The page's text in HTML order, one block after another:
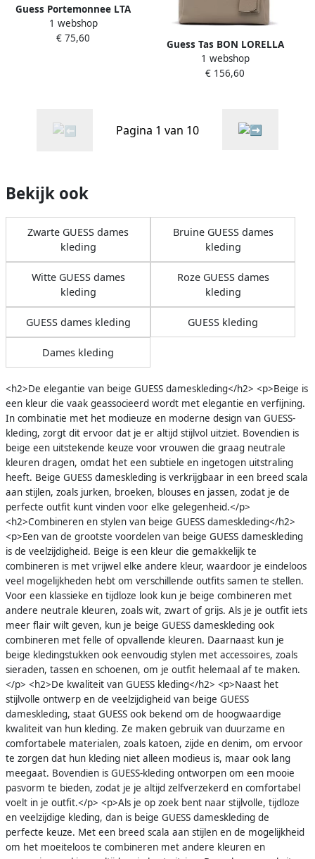
Guess Portemonnee LTA
MELODY ZIP AROUND
1 webshop
€ 75,60
Guess Tas BON LORELLA
TOTE
1 webshop
€ 156,60
Pagina 1 van 10
Bekijk ook
Zwarte GUESS dames
kleding
Bruine GUESS dames
kleding
Witte GUESS dames
kleding
Roze GUESS dames
kleding
GUESS dames kleding GUESS kleding
Dames kleding
<h2>De elegantie van beige GUESS dameskleding</h2> <p>Beige is
een kleur die vaak geassocieerd wordt met elegantie en verfijning.
In combinatie met het modieuze en moderne design van GUESS-
kleding, zorgt dit ervoor dat je er altijd stijlvol uitziet. Bovendien is
beige een uitstekende keuze voor vrouwen die graag neutrale
kleuren dragen, omdat het een subtiele en ingetogen uitstraling
heeft. Beige GUESS dameskleding is verkrijgbaar in een breed scala
aan stijlen, zoals jurken, broeken, blouses en jassen, zodat je de
perfecte outfit kunt vinden voor elke gelegenheid.</p>
<h2>Combineren en stylen van beige GUESS dameskleding</h2>
<p>Een van de grootste voordelen van beige GUESS dameskleding
is de veelzijdigheid. Beige is een kleur die gemakkelijk te
combineren is met vrijwel elke andere kleur, waardoor je eindeloos
veel mogelijkheden hebt om verschillende outfits samen te stellen.
Voor een klassieke en tijdloze look kun je beige combineren met
andere neutrale kleuren, zoals wit, zwart of grijs. Als je je outfit iets
meer flair wilt geven, kun je beige GUESS dameskleding ook
combineren met felle of opvallende kleuren. Daarnaast kun je
beige kledingstukken ook eenvoudig stylen met accessoires, zoals
sieraden, tassen en schoenen, om je outfit helemaal af te maken.
</p> <h2>De kwaliteit van GUESS kleding</h2> <p>Naast het
stijlvolle ontwerp en de veelzijdigheid van beige GUESS
dameskleding, staat GUESS ook bekend om de hoogwaardige
kwaliteit van hun kleding. Ze maken gebruik van duurzame en
comfortabele materialen, zoals katoen, zijde en denim, om ervoor
te zorgen dat hun kleding niet alleen modieus is, maar ook lang
meegaat. Bovendien is GUESS-kleding ontworpen om een mooie
pasvorm te bieden, zodat je je altijd zelfverzekerd en comfortabel
voelt in je outfit.</p> <p>Als je op zoek bent naar stijlvolle, tijdloze
en veelzijdige kleding, dan is beige GUESS dameskleding de
perfecte keuze. Met een breed scala aan stijlen en de mogelijkheid
om het moeiteloos te combineren met andere kleuren en